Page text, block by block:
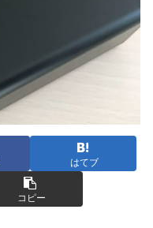
はてブ
コピー